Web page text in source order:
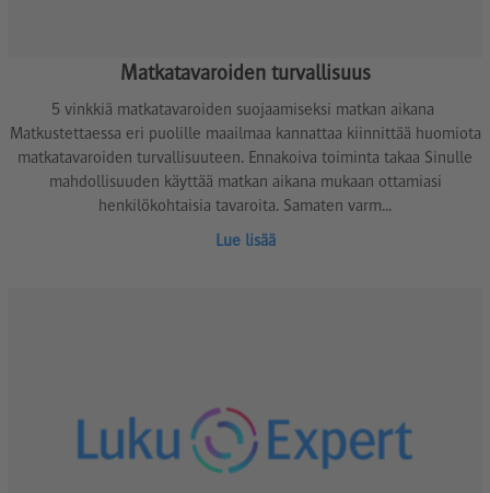
Matkatavaroiden turvallisuus
5 vinkkiä matkatavaroiden suojaamiseksi matkan aikana
Matkustettaessa eri puolille maailmaa kannattaa kiinnittää huomiota
matkatavaroiden turvallisuuteen. Ennakoiva toiminta takaa Sinulle
mahdollisuuden käyttää matkan aikana mukaan ottamiasi
henkilökohtaisia tavaroita. Samaten varm...
Lue lisää